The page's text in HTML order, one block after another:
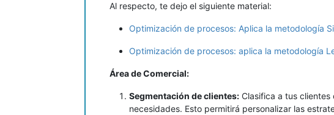
Al respecto, te dejo el siguiente material:
Optimización de procesos: Aplica la metodología
Optimización de procesos: aplica la metodología
Área de Comercial:
Segmentación de clientes: Clasifica a tus
necesidades. Esto permitirá personalizar las